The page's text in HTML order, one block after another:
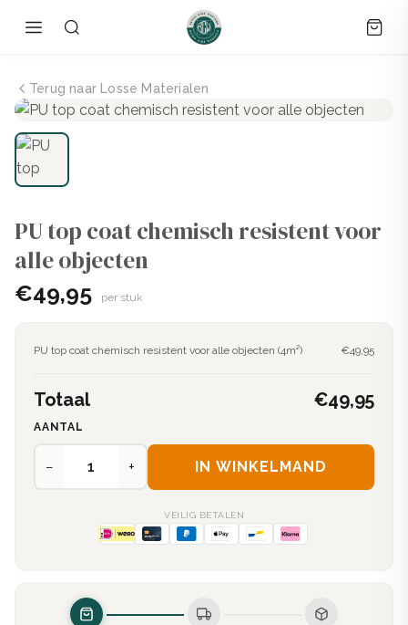
Terug naar Losse Materialen
PU top coat chemisch resistent voor
alle objecten
€49,95 per stuk
PU top coat chemisch resistent voor alle objecten (4m²) €49,95
Totaal €49,95
AANTAL
− + IN WINKELMAND
VEILIG BETALEN